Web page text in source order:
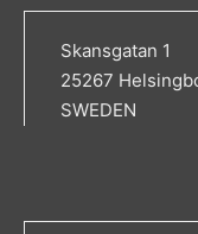
Skansgatan 1
25267
SWEDEN